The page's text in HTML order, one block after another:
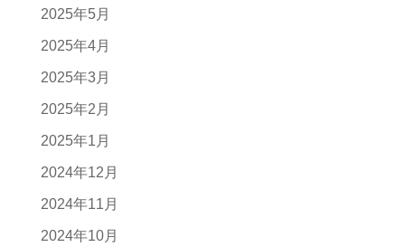
2025年5月
2025年4月
2025年3月
2025年2月
2025年1月
2024年12月
2024年11月
2024年10月